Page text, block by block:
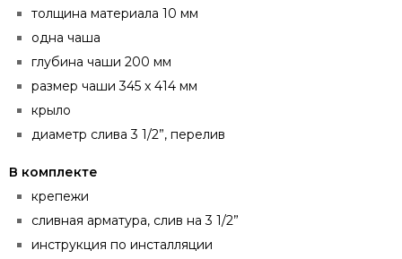
толщина материала 10 мм
одна чаша
глубина чаши 200 мм
размер чаши 345 x 414 мм
крыло
диаметр слива 3 1/2”, перелив
В комплекте
крепежи
сливная арматура, слив на 3 1/2”
инструкция по инсталляции